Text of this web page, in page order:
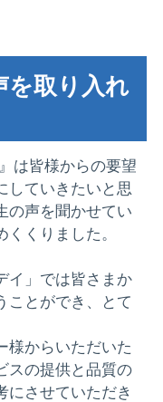
を取り入れ
は皆様からの要望
していきたいと思
の声を聞かせてい
くりました。
イ」では皆さまか
ことができ、とて
様からいただいた
スの提供と品質の
にさせていただき